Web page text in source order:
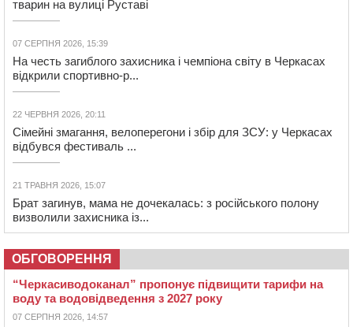
тварин на вулиці Руставі
07 СЕРПНЯ 2026, 15:39
На честь загиблого захисника і чемпіона світу в Черкасах
відкрили спортивно-р...
22 ЧЕРВНЯ 2026, 20:11
Сімейні змагання, велоперегони і збір для ЗСУ: у Черкасах
відбувся фестиваль ...
21 ТРАВНЯ 2026, 15:07
Брат загинув, мама не дочекалась: з російського полону
визволили захисника із...
ОБГОВОРЕННЯ
“Черкасиводоканал” пропонує підвищити тарифи на
воду та водовідведення з 2027 року
07 СЕРПНЯ 2026, 14:57